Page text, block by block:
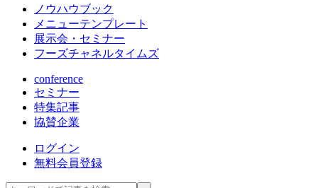
ノウハウブック
メニューテンプレート
展示会・セミナー
フーズチャネルタイムズ
conference
セミナー
特集記事
協賛企業
ログイン
無料会員登録